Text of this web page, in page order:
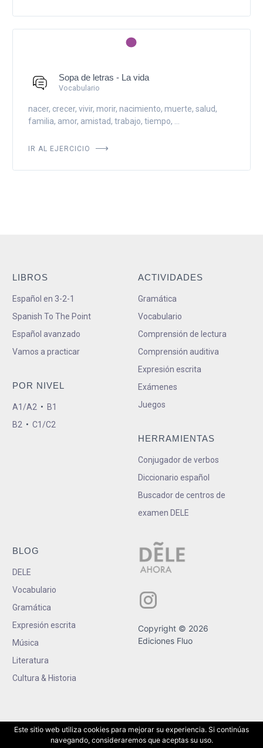
Sopa de letras - La vida
Vocabulario
nacer, crecer, vivir, morir, nacimiento, muerte, salud,
familia, amor, amistad, trabajo, tiempo, ...
IR AL EJERCICIO
LIBROS
Español en 3-2-1
Spanish To The Point
Español avanzado
Vamos a practicar
POR NIVEL
A1/A2 • B1
B2 • C1/C2
ACTIVIDADES
Gramática
Vocabulario
Comprensión de lectura
Comprensión auditiva
Expresión escrita
Exámenes
Juegos
HERRAMIENTAS
Conjugador de verbos
Diccionario español
Buscador de centros de
examen DELE
BLOG
DELE
Vocabulario
Gramática
Expresión escrita
Música
Literatura
Cultura & Historia
Copyright © 2026
Ediciones Fluo
Este sitio web utiliza cookies para mejorar su experiencia. Si continúas
navegando, consideraremos que aceptas su uso.